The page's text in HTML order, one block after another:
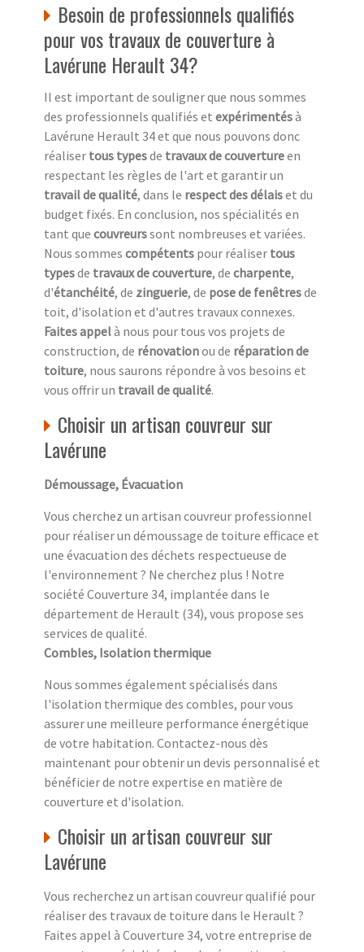
Besoin de professionnels qualifiés
pour vos travaux de couverture à
Lavérune Herault 34?
Il est important de souligner que nous sommes
des professionnels qualifiés et expérimentésà
Lavérune Herault 34 et que nous pouvons donc
réaliser tous typesde travaux de couvertureen
respectant les règles de l'art et garantir un
travail de qualité, dans le respect des délaiset du
budget fixés. En conclusion, nos spécialités en
tant que couvreurssont nombreuses et variées.
Nous sommes compétents pour réaliser tous
typesde travaux de couverture, de charpente,
d'étanchéité, de zinguerie, de pose de fenêtresde
toit, d'isolation et d'autres travaux connexes.
Faites appelà nous pour tous vos projets de
construction, de rénovationou de réparation de
toiture, nous saurons répondre à vos besoins et
vous offrir un travail de qualité.
Choisir un artisan couvreur sur
Lavérune
Démoussage, Évacuation
Vous cherchez un artisan couvreur professionnel
pour réaliser un démoussage de toiture efficace et
une évacuation des déchets respectueuse de
l'environnement ? Ne cherchez plus ! Notre
société Couverture 34, implantée dans le
département de Herault (34), vous propose ses
services de qualité.
Combles, Isolation thermique
Nous sommes également spécialisés dans
l'isolation thermique des combles, pour vous
assurer une meilleure performance énergétique
de votre habitation. Contactez-nous dès
maintenant pour obtenir un devis personnalisé et
bénéficier de notre expertise en matière de
couverture et d'isolation.
Choisir un artisan couvreur sur
Lavérune
Vous recherchez un artisan couvreur qualifié pour
réaliser des travaux de toiture dans le Herault ?
Faites appel à Couverture 34, votre entreprise de